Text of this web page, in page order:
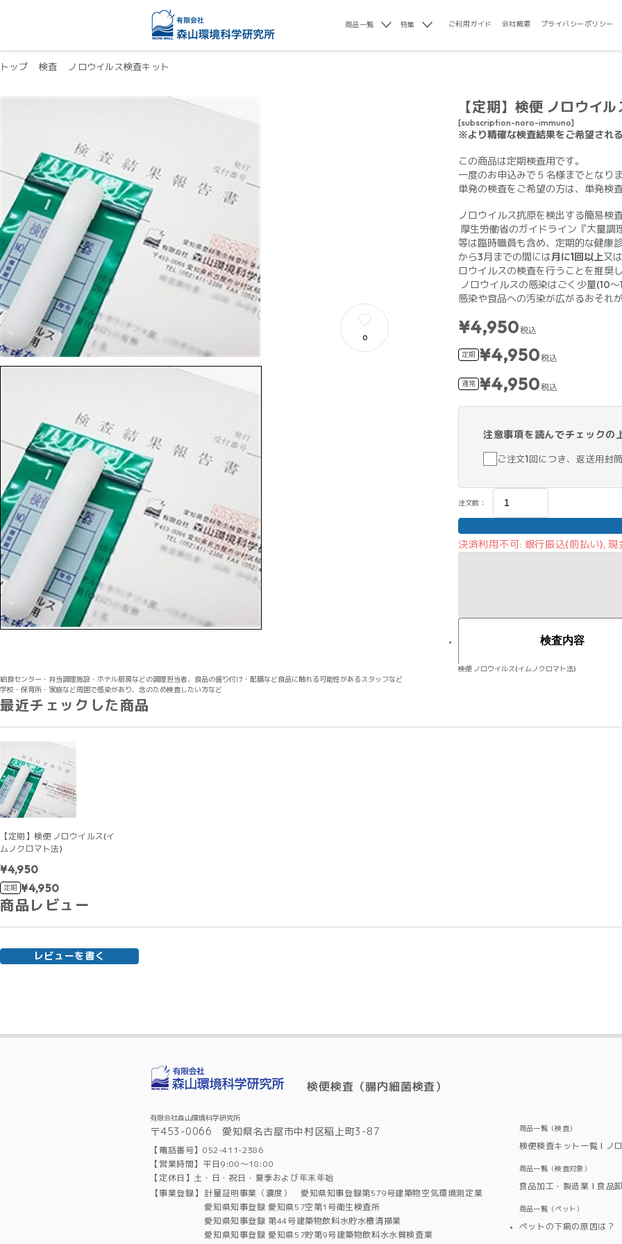
商品一覧 特集 ご利用ガイド 会社概要 プライバシーポリシー
トップ 検査 ノロウイルス検査キット
0
【定期】検便 ノロウイ
[subscription-noro-immuno]
※より精確な検査結果をご希望され
この商品は定期検査用です。
一度のお申込みで５名様までとなり
単発の検査をご希望の方は、単発検
ノロウイルス抗原を検出する簡易検
厚生労働省のガイドライン『大量
等は臨時職員も含め、定期的な健康
から3月までの間には月に1回以上又
ロウイルスの検査を行うことを推奨
ノロウイルスの感染はごく少量(10
感染や食品への汚染が広がるおそれ
¥4,950税込
定期 ¥4,950税込
通常 ¥4,950税込
注意事項を読んでチェックの
ご注文1回につき、返送用封
注文数：
決済利用不可: 銀行振込(前払い),
検査内容
検便 ノロウイルス(イムノクロマト法)
給食センター・弁当調理施設・ホテル厨房などの調理担当者、食品の盛り付け・配膳など食品に触れる可能性があるスタッフなど
学校・保育所・家庭など周囲で感染があり、念のため検査したい方など
最近チェックした商品
【定期】検便 ノロウイルス(イ
ムノクロマト法)
¥4,950
定期 ¥4,950
商品レビュー
レビューを書く
検便検査（腸内細菌検査）
有限会社森山環境科学研究所
〒453-0066 愛知県名古屋市中村区稲上町3-87
【電話番号】052-411-2386
【営業時間】平日9:00～18:00
【定休日】土・日・祝日・夏季および年末年始
【事業登録】 計量証明事業（濃度） 愛知県知事登録第579号建築物空気環境測定業
愛知県知事登録 愛知県57空第1号衛生検査所
愛知県知事登録 第44号建築物飲料水貯水槽清掃業
愛知県知事登録 愛知県57貯第9号建築物飲料水水質検査業
商品一覧（検査）
検便検査キット一覧 ノ
商品一覧（検査対象）
食品加工・製造業 食品
商品一覧（ペット）
ペットの下痢の原因は？